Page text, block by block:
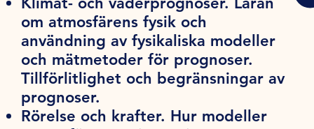
om atmosfärens fysik och
användning av fysikaliska modeller
och mätmetoder för prognoser.
Tillförlitlighet och begränsningar av
prognoser.
Rörelse och krafter. Hur modeller